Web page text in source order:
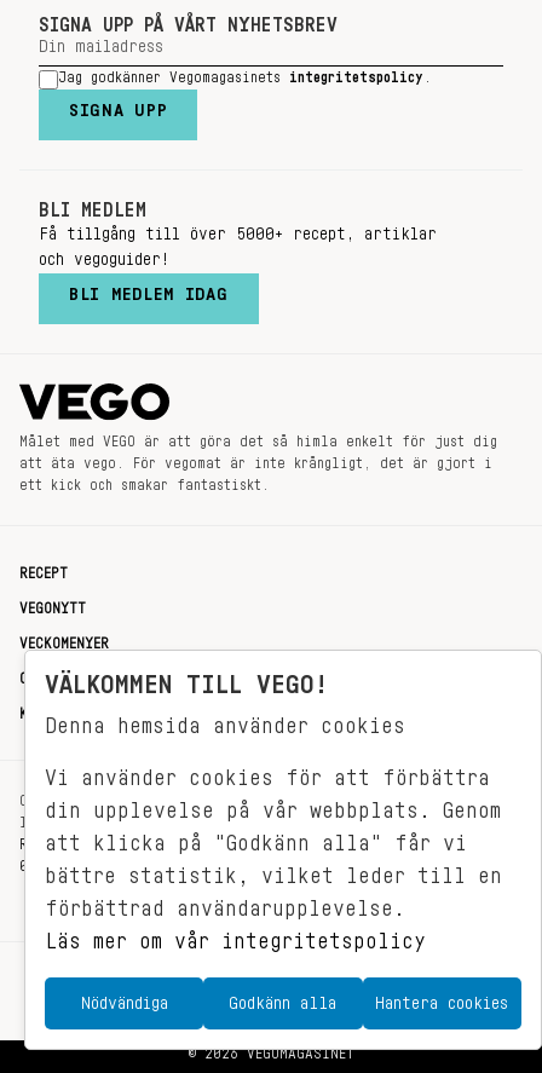
SIGNA UPP PÅ VÅRT NYHETSBREV
Jag godkänner Vegomagasinets integritetspolicy
SIGNA UPP
BLI MEDLEM
Få tillgång till över 5000+ recept, artiklar
och vegoguider!
BLI MEDLEM IDAG
Målet med VEGO är att göra det så himla enkelt för just dig
att äta vego. För vegomat är inte krångligt, det är gjort i
ett kick och smakar fantastiskt.
RECEPT
VEGONYTT
VECKOMENYER
OM OSS
KONTAKT
OXENSTIERNSGATAN 33
114 27 STOCKHOLM
REDAKTIONEN@VEGOMAGASINET.SE
08-799 62 01
© 2026 VEGOMAGASINET
VÄLKOMMEN TILL VEGO!
Denna hemsida använder cookies
Vi använder cookies för att förbättra
din upplevelse på vår webbplats. Genom
att klicka på "Godkänn alla" får vi
bättre statistik, vilket leder till en
förbättrad användarupplevelse.
Läs mer om vår integritetspolicy
Nödvändiga Godkänn alla Hantera cookies